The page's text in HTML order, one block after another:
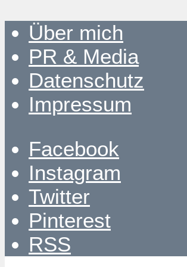
Über mich
PR & Media
Datenschutz
Impressum
Facebook
Instagram
Twitter
Pinterest
RSS